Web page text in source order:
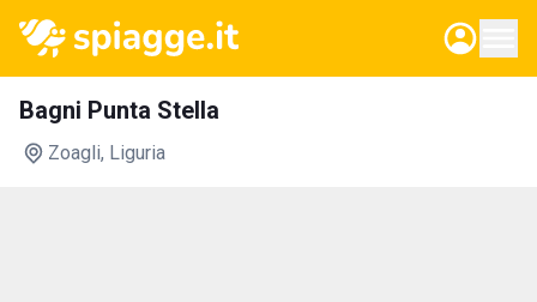
Bagni Punta Stella
Zoagli, Liguria